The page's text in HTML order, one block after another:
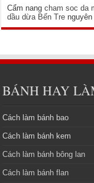
Cẩm nangcham soc da
dầu dừa Bến Tre
BÁNH HAY
Cách làm bánh bao
Cách làm bánh kem
Cách làm bánh bông lan
Cách làm bánh flan